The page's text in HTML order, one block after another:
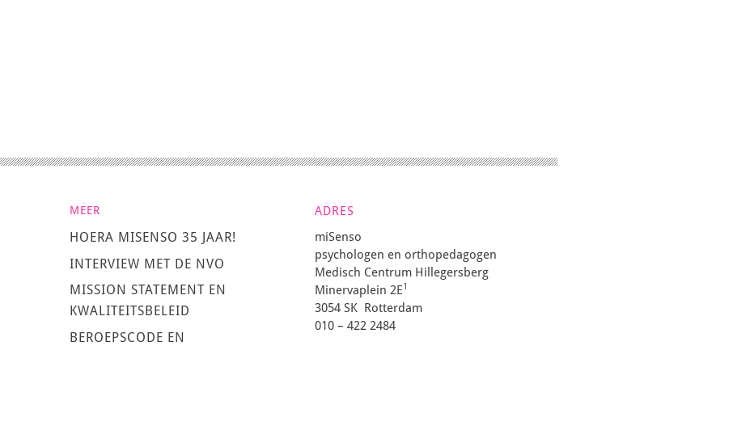
MEER
HOERA MISENSO 35 JAAR!
INTERVIEW MET DE NVO
MISSION STATEMENT EN
KWALITEITSBELEID
BEROEPSCODE EN
ADRES
miSenso
psychologen en orthopedagogen
Medisch Centrum Hillegersberg
Minervaplein 2E1
3054 SK Rotterdam
010 – 422 2484